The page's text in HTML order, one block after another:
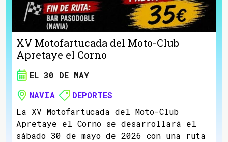
XV Motofartucada del Moto-Club
Apretaye el Corno
EL 30 DE MAY
NAVIA
DEPORTES
La XV Motofartucada del Moto-Club
Apretaye el Corno se desarrollará el
sábado 30 de mayo de 2026 con una ruta